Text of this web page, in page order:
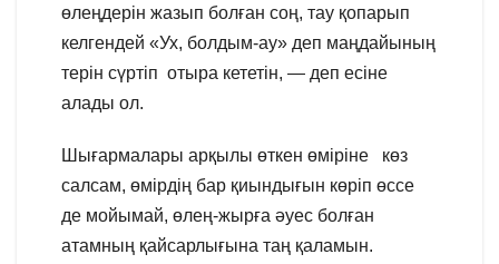
өлеңдерін жазып болған соң, тау қопарып
келгендей «Ух, болдым-ау» деп маңдайының
терін сүртіп отыра кететін, — деп есіне
алады ол.
Шығармалары арқылы өткен өміріне көз
салсам, өмірдің бар қиындығын көріп өссе
де мойымай, өлең-жырға әуес болған
атамның қайсарлығына таң қаламын.